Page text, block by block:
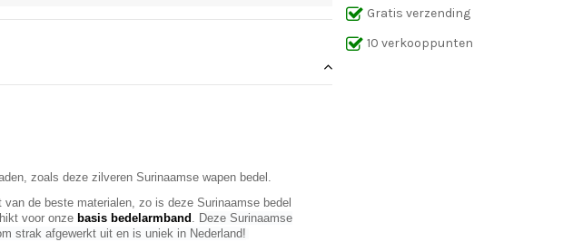
zoals deze zilveren Surinaamse wapen bedel.
de beste materialen, zo is deze Surinaamse bedel
voor onze basis bedelarmband . Deze Surinaamse
strak afgewerkt uit en is uniek in Nederland!
Gratis verzending
10 verkooppunten